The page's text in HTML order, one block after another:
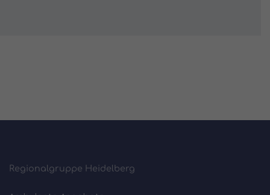
Regionalgruppe Heidelberg